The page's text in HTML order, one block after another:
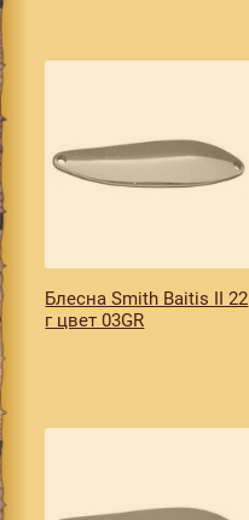
Блесна Smith Baitis II 22
г цвет 03GR